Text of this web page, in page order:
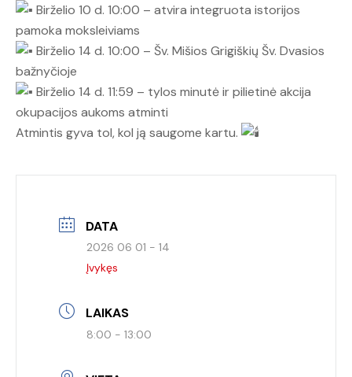
Birželio 10 d. 10:00 – atvira integruota istorijos
pamoka moksleiviams
Birželio 14 d. 10:00 – Šv. Mišios Grigiškių Šv. Dvasios
bažnyčioje
Birželio 14 d. 11:59 – tylos minutė ir pilietinė akcija
okupacijos aukoms atminti
Atmintis gyva tol, kol ją saugome kartu.
DATA
2026 06 01 - 14
Įvykęs
LAIKAS
8:00 - 13:00